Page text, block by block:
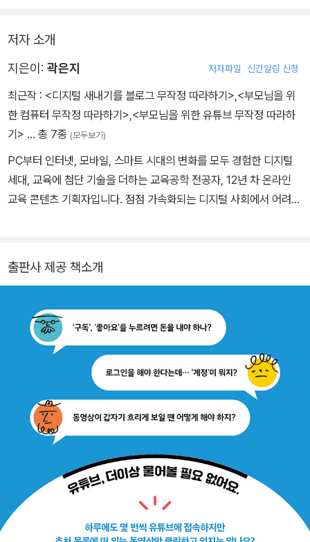
저자 소개
지은이: 곽은지 저자파일 신간알림 신청
최근작 : <디지털 새내기를 블로그 무작정 따라하기> <부모님을 위
한 컴퓨터 무작정 따라하기> <부모님을 위한 유튜브 무작정 따라하
기> … 총 7종 (모두보기)
PC부터 인터넷, 모바일, 스마트 시대의 변화를 모두 경험한 디지털
세대, 교육에 첨단 기술을 더하는 교육공학 전공자, 12년 차 온라인
교육 콘텐츠 기획자입니다. 점점 가속화되는 디지털 사회에서 어려움
er.com/yoldigital-2020 유튜브 : www.youtube.com/@yoldig
출판사 제공 책소개